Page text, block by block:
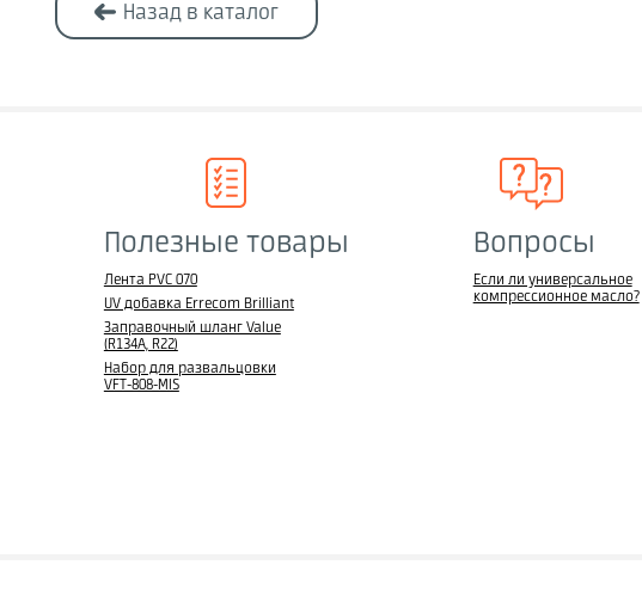
Назад в каталог
Полезные товары
Лента PVC 070
UV добавка Errecom Brilliant
Заправочный шланг Value
(R134A, R22)
Набор для развальцовки
VFT-808-MIS
Вопросы
Если ли универсальное
компрессионное масло?